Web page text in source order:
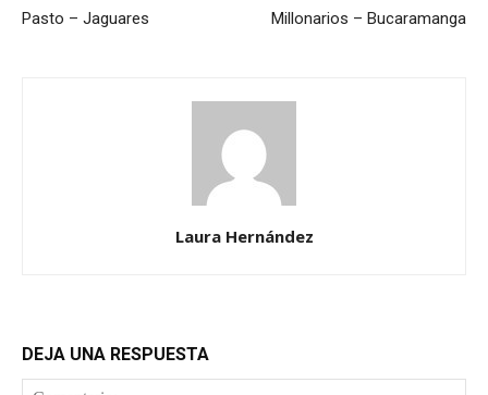
Pasto – Jaguares Millonarios – Bucaramanga
Laura Hernández
DEJA UNA RESPUESTA